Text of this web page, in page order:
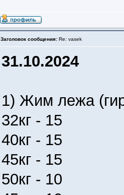
Заголовок сообщения: Re: vasek
31.10.2024
1) Жим лежа
32кг - 15
40кг - 15
45кг - 15
50кг - 10